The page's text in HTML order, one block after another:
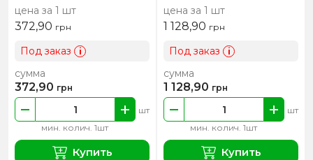
цена за 1 шт
372,90 грн
Под заказ i
мин. колич. 1шт
шт
сумма
372,90 грн
Купить
цена за 1 шт
1 128,90 грн
Под заказ i
мин. колич. 1шт
шт
сумма
1 128,90 грн
Купить